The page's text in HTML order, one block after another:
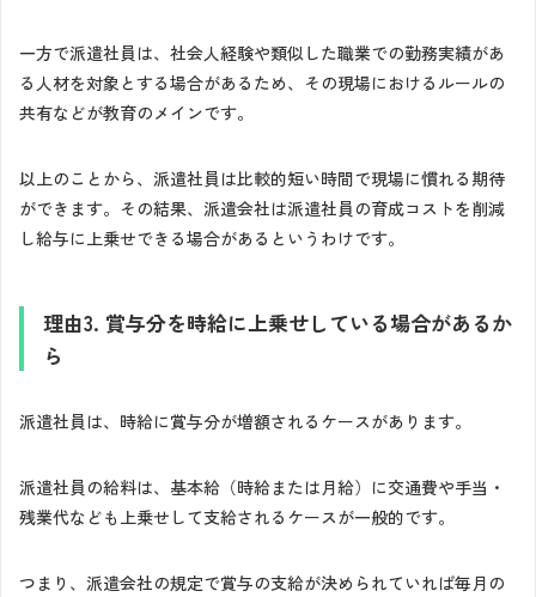
一方で派遣社員は、社会人経験や類似した職業での勤務実績があ
る人材を対象とする場合があるため、その現場におけるルールの
共有などが教育のメインです。
以上のことから、派遣社員は比較的短い時間で現場に慣れる期待
ができます。その結果、派遣会社は派遣社員の育成コストを削減
し給与に上乗せできる場合があるというわけです。
理由3. 賞与分を時給に上乗せしている場合があるか
ら
派遣社員は、時給に賞与分が増額されるケースがあります。
派遣社員の給料は、基本給（時給または月給）に交通費や手当・
残業代なども上乗せして支給されるケースが一般的です。
つまり、派遣会社の規定で賞与の支給が決められていれば毎月の